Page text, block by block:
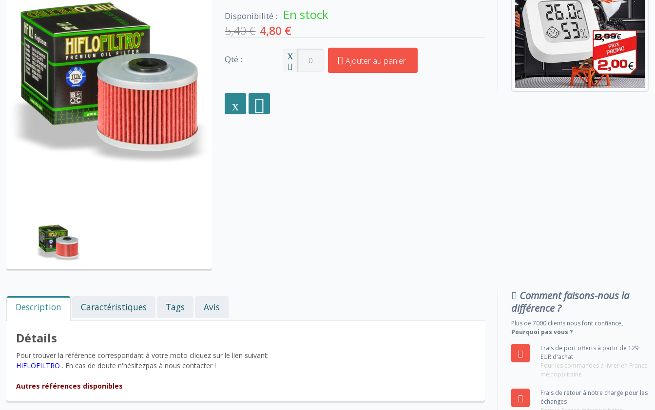
Disponibilité : En stock
5,40 € 4,80 €
Qté : Ajouter au panier
Description Caractéristiques Tags Avis
Détails
Pour trouver la référence correspondant à votre moto cliquez sur le lien suivant:
HIFLOFILTRO . En cas de doute n'hésitezpas à nous contacter !
Autres références disponibles
Comment faisons-nous la
différence ?
Plus de 7000 clients nous font confiance,
Pourquoi pas vous ?
Frais de port offerts à partir de 129
EUR d'achat
Pour les commandes à livrer en France
métropolitaine
Frais de retour à notre charge pour les
échanges